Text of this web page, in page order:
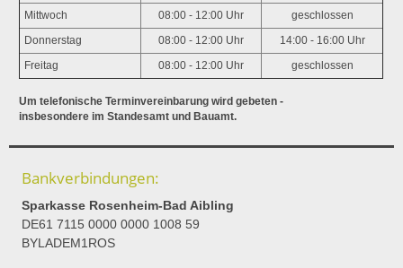
Mittwoch 08:00 - 12:00 Uhr geschlossen
Donnerstag 08:00 - 12:00 Uhr 14:00 - 16:00 Uhr
Freitag 08:00 - 12:00 Uhr geschlossen
Um telefonische Terminvereinbarung wird gebeten -
insbesondere im Standesamt und Bauamt.
Bankverbindungen:
Sparkasse Rosenheim-Bad Aibling
DE61 7115 0000 0000 1008 59
BYLADEM1ROS